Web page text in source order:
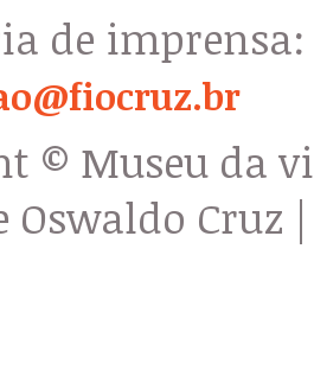
de imprensa:
© Museu da
Oswaldo Cruz |